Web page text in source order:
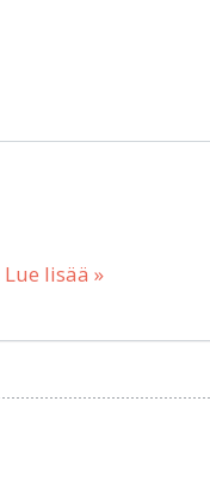
Lue lisää »